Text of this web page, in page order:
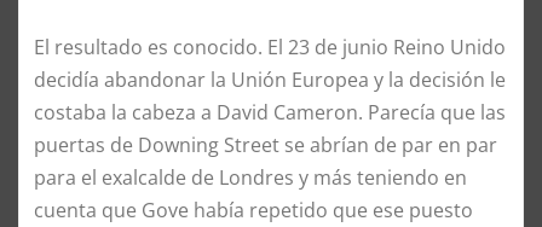
El resultado es conocido. El 23 de junio Reino Unido
decidía abandonar la Unión Europea y la decisión le
costaba la cabeza a David Cameron. Parecía que las
puertas de Downing Street se abrían de par en par
para el exalcalde de Londres y más teniendo en
cuenta que Gove había repetido que ese puesto